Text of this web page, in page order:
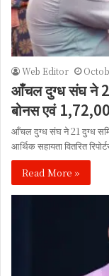
Web Editor
आँचल दुग्ध संघ ने
बोनस एवं
आँचल दुग्ध संघ ने 21 दुग्ध
आर्थिक सहायता वितरित
Read More »